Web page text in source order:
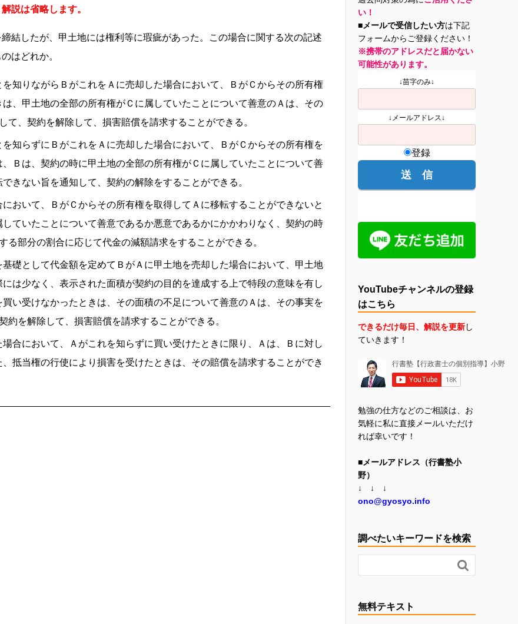
説は省略します。
結したが、甲土地には権利等に瑕疵があった。この場合に関する次の記述
はどれか。
知りながらＢがこれをＡに売却した場合において、ＢがＣからその所有権
、甲土地の全部の所有権がＣに属していたことについて善意のＡは、その
、契約を解除して、損害賠償を請求することができる。
知らずにＢがこれをＡに売却した場合において、ＢがＣからその所有権を
Ｂは、契約の時に甲土地の全部の所有権がＣに属していたことについて善
きない旨を通知して、契約の解除をすることができる。
おいて、ＢがＣからその所有権を取得してＡに移転することができないと
ていたことについて善意であるか悪意であるかにかかわりなく、契約の時
部分の割合に応じて代金の減額請求をすることができる。
礎として代金額を定めてＢがＡに甲土地を売却した場合において、甲土地
は少なく、表示された面積が契約の目的を達成する上で特段の意味を有し
い受けなかったときは、その面積の不足について善意のＡは、その事実を
を解除して、損害賠償を請求することができる。
合において、Ａがこれを知らずに買い受けたときに限り、Ａは、Ｂに対し
抵当権の行使により損害を受けたときは、その賠償を請求することができ
い！
■メールで受信したい方は下記
フォームからご登録ください！
※携帯のアドレスだと届かない
可能性があります。
↓苗字のみ↓
↓メールアドレス↓
登録
YouTubeチャンネルの登録
はこちら
できるだけ毎日、解説を更新し
ていきます！
勉強の仕方などのご相談は、お
気軽に私に直接メールいただけ
れば幸いです！
■メールアドレス（行書塾小
野）
↓ ↓ ↓
ono@gyosyo.info
調べたいキーワードを検索

無料テキスト